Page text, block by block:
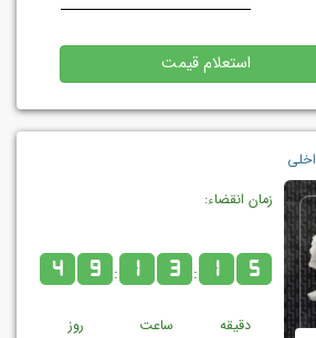
استعلام قیمت
زمان انقضاء:
4 9
روز
: 1 3
ساعت
: 1 5
دقیقه